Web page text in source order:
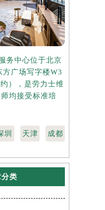
务中心位于北京
广场写字楼W3
），是劳力士维
均接受标准培
圳 天津 成都
类